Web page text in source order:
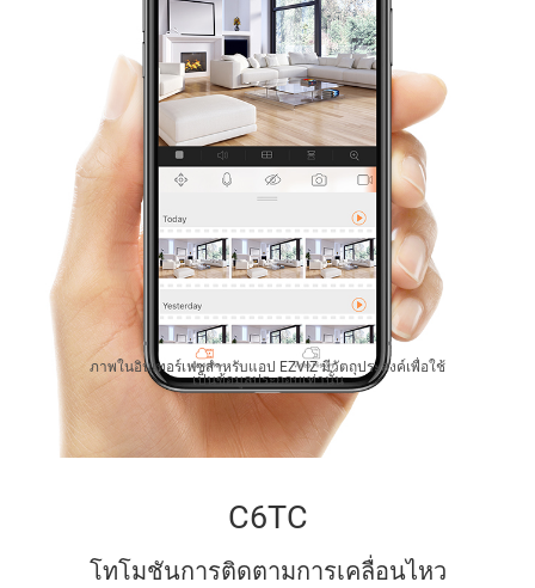
ภาพในอินเทอร์เฟซสำหรับแอป EZVIZ มีวัตถุประสงค์เพื่อใช้
เป็นข้อมูลประกอบเท่านั้น
C6TC
โทโมชันการติดตามการเคลื่อนไหว